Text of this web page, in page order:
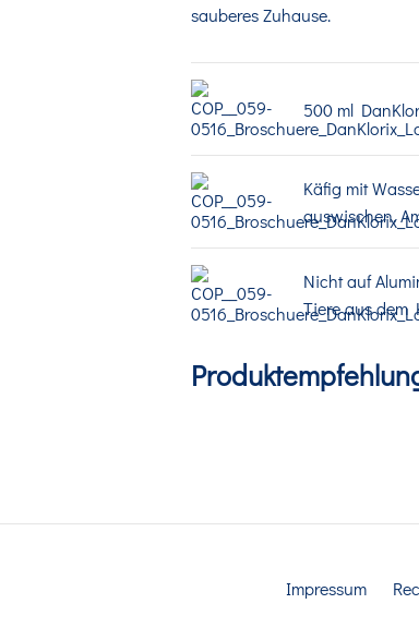
sauberes Zuhause.
500 ml
Käfig mit
auswischen.
Nicht auf
Tiere aus dem
Impressum